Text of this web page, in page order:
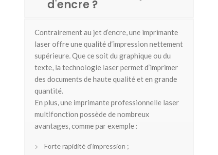
d'encre ?
Contrairement au jet d’encre, une imprimante
laser offre une qualité d’impression nettement
supérieure. Que ce soit du graphique ou du
texte, la technologie laser permet d’imprimer
des documents de haute qualité et en grande
quantité.
En plus, une imprimante professionnelle laser
multifonction possède de nombreux
avantages, comme par exemple :
Forte rapidité d’impression ;